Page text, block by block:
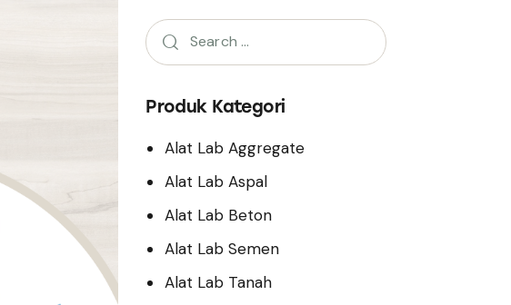
Produk Kategori
Alat Lab Aggregate
Alat Lab Aspal
Alat Lab Beton
Alat Lab Semen
Alat Lab Tanah